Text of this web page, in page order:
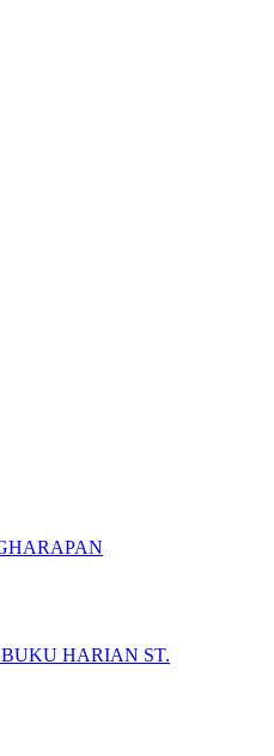
HARIAN ST.